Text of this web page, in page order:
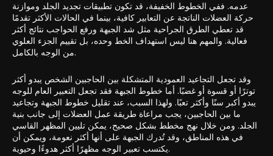
عدمه. ففي الخطوط الخفيفة، قد تكون تطبيقات تجديد الجلد وموازنة
حركة العضلات الناتجة عن التعابير كافية، بينما في الحالات الأكثر تقدمًا
قد تعطي الطرق الجراحية مثل شد الجبهة ورفع الحواجب نتائج أكثر
فعالية. والمهم هنا ليس استهداف الخط وحده، بل تقييم الجزء العلوي
من الوجه بالكامل.
وقد تجعل التجاعيد العمودية المتشكلة بين الحاجبين الشخص يبدو أكثر
توترًا أو قسوة أو غضبًا. أما خطوط الجبهة فقد تجعل التعبير العام للوجه
يبدو أكبر سنًا وأكثر تعبًا. ولهذا السبب، عند تقليل خطوط الجبهة وتجاعيد
ما بين الحاجبين، يجب مراعاة طريقة عمل العضلات إلى جانب بنية
الجلد. ومن خلال نهج مخطط بشكل صحيح، يمكن تليين المظهر القاسي
في هذه المناطق، وقد تُدرك الجبهة على أنها أكثر نعومة، ويمكن أن
يكتسب تعبير الوجه مظهرًا أكثر هدوءًا وحيوية.